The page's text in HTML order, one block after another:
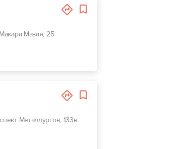
Мазая, 25
Металлургов, 133в